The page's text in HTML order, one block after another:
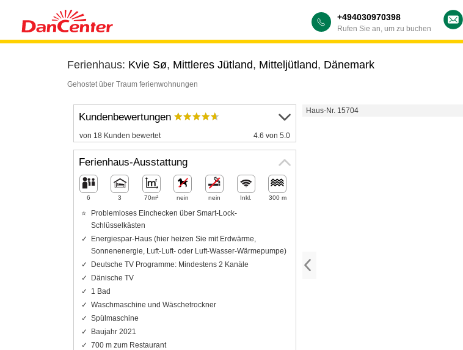
+494030970398
Rufen Sie an, um zu buchen
Ferienhaus: Kvie Sø, Mittleres Jütland, Mitteljütland, Dänemark
Gehostet über Traum ferienwohnungen
Haus-Nr. 15704
Kundenbewertungen
von 18 Kunden bewertet 4.6 von 5.0
Ferienhaus-Ausstattung
6 3 70m² nein nein Inkl. 300 m
Problemloses Einchecken über Smart-Lock-
Schlüsselkästen
Energiespar-Haus (hier heizen Sie mit Erdwärme,
Sonnenenergie, Luft-Luft- oder Luft-Wasser-Wärmepumpe)
Deutsche TV Programme: Mindestens 2 Kanäle
Dänische TV
1 Bad
Waschmaschine und Wäschetrockner
Spülmaschine
Baujahr 2021
700 m zum Restaurant